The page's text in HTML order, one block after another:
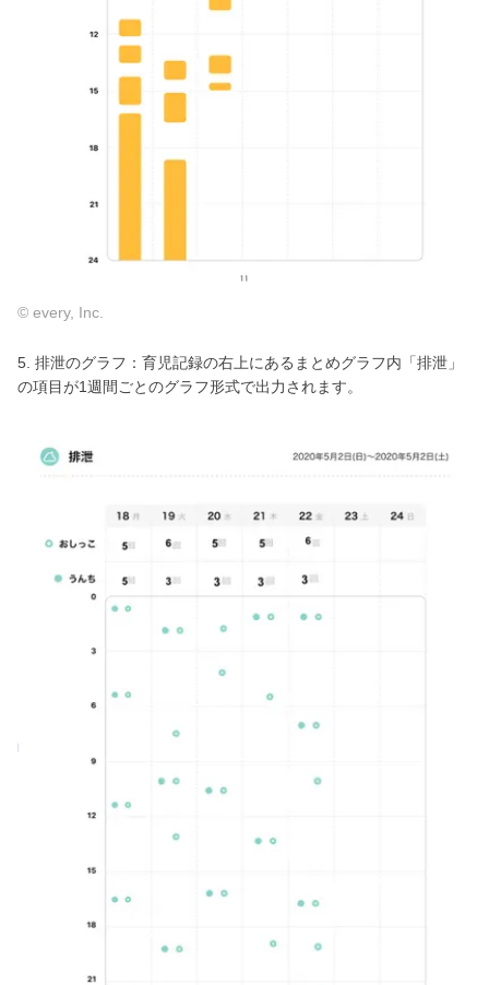
© every, Inc.
5. 排泄のグラフ：育児記録の右上にあるまとめグラフ内「排泄」
の項目が1週間ごとのグラフ形式で出力されます。